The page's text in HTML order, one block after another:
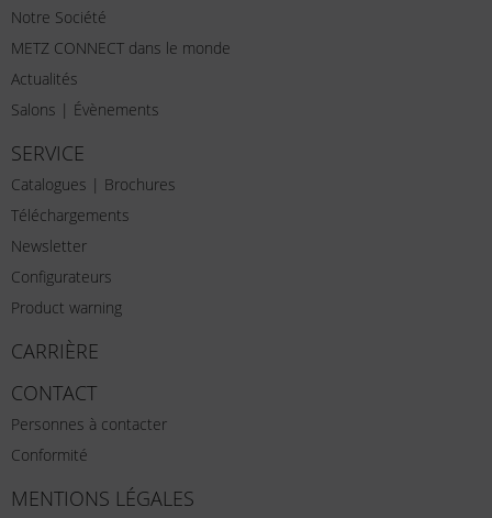
Notre Société
METZ CONNECT dans le monde
Actualités
Salons | Évènements
SERVICE
Catalogues | Brochures
Téléchargements
Newsletter
Configurateurs
Product warning
CARRIÈRE
CONTACT
Personnes à contacter
Conformité
MENTIONS LÉGALES